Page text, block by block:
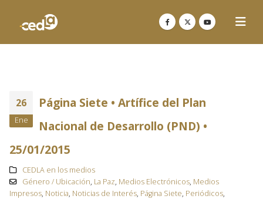
26
Ene
Página Siete • Artífice del Plan
Nacional de Desarrollo (PND) •
25/01/2015
CEDLA en los medios
Género / Ubicación, La Paz, Medios Electrónicos, Medios
Impresos, Noticia, Noticias de Interés, Página Siete, Periódicos,